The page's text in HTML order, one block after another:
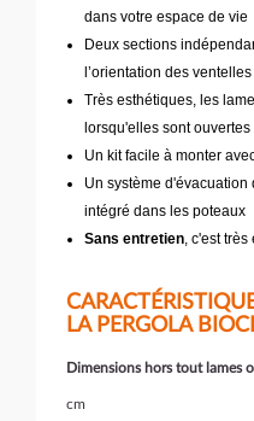
dans votre espace de vie
Deux sections
l’orientation des
Très esthétiques, les
lorsqu'elles sont ouvertes
Un kit facile à monter
Un système
intégré dans les poteaux
Sans entretien, c'est
LA PERGOLA
Dimensions hors tout lames
cm